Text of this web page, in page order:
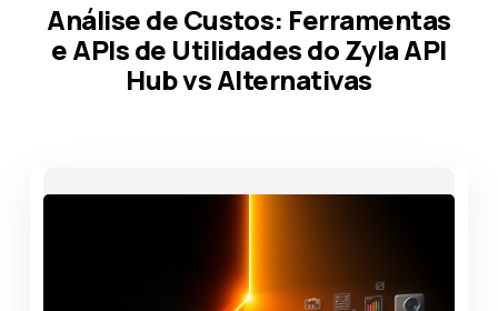
Análise de Custos: Ferramentas
e APIs de Utilidades do Zyla API
Hub vs Alternativas